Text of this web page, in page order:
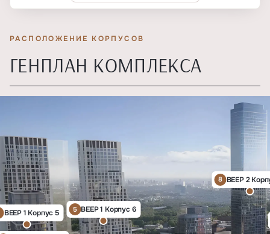
РАСПОЛОЖЕНИЕ КОРПУСОВ
ГЕНПЛАН КОМПЛЕКСА
ВЕЕР 1 Корпус 5 5 ВЕЕР 1 Корпус 6
8 ВЕЕР 2